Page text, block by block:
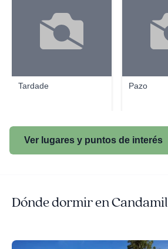
Tardade Pazo
Ver lugares y puntos de interés
Dónde dormir en Candamil